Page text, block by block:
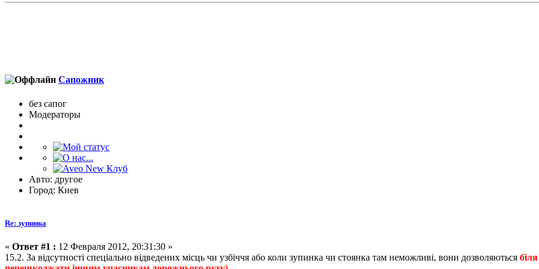
Сапожник
без сапог
Модераторы
Авто: другое
Город: Киев
Re: зупинка
« Ответ #1 : 12 Февраля 2012, 20:31:30 »
15.2. За відсутності спеціально відведених місць чи узбіччя або коли зупинка чи стоянка там неможливі, вони дозволяються